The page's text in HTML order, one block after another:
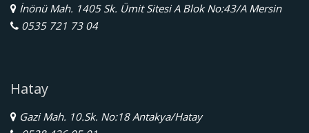
İnönü Mah. 1405 Sk. Ümit Sitesi A Blok No:43/A Mersin
0535 721 73 04
Hatay
Gazi Mah. 10.Sk. No:18 Antakya/Hatay